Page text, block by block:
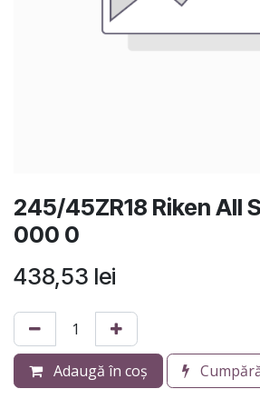
245/45ZR18 Riken All
000 0
438,53 lei
Adaugă în coș